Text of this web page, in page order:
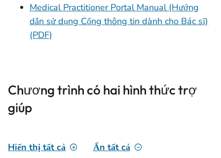
Medical Practitioner Portal Manual (Hướng
dẫn sử dụng Cổng thông tin dành cho Bác sĩ)
(PDF)
Chương trình có hai hình thức trợ
giúp
Hiển thị tất cả Ẩn tất cả